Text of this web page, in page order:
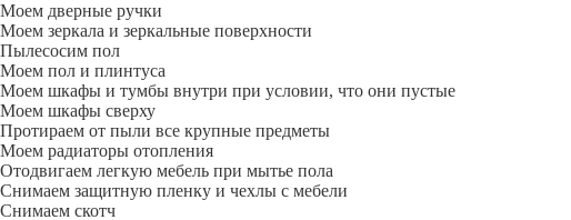
Моем дверные ручки
Моем зеркала и зеркальные поверхности
Пылесосим пол
Моем пол и плинтуса
Моем шкафы и тумбы внутри при условии, что они пустые
Моем шкафы сверху
Протираем от пыли все крупные предметы
Моем радиаторы отопления
Отодвигаем легкую мебель при мытье пола
Снимаем защитную пленку и чехлы с мебели
Снимаем скотч